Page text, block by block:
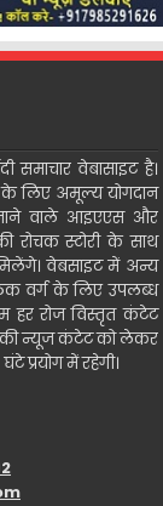
समाचार वेबासाइट है।
के लिए अमूल्य योगदान
वाले आइएएस और
रोचक स्टोरी के साथ
वेबसाइट में अन्य
वर्ग के लिए उपलब्ध
हर रोज विस्तृत कंटेट
की न्यूज कंटेट को लेकर
प्रयोग में रहेगी।